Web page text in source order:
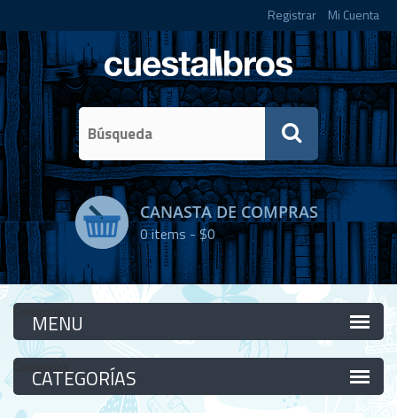
Registrar Mi Cuenta
CANASTA DE COMPRAS
0items -$0
Categorías
Categorías